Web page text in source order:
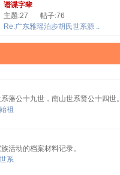
谱谍字辈
主题:27
帖子:76
Re:广东雅瑶泊步胡氏世系源 ..
藩公十九世，南山世系贤公十四世。
祖
活动的档案材料记录。
系